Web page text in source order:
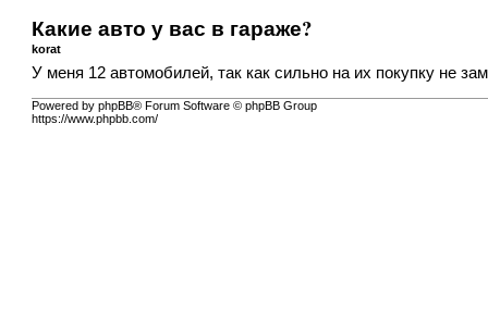
Какие авто у вас в гараже?
korat
У меня 12 автомобилей, так как сильно на их покупку не
Powered by phpBB® Forum Software © phpBB Group
https://www.phpbb.com/